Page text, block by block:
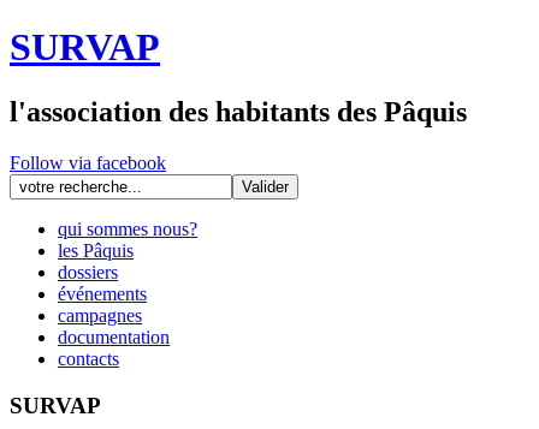
SURVAP
l'association des habitants des Pâquis
Follow via facebook
qui sommes nous?
les Pâquis
dossiers
événements
campagnes
documentation
contacts
SURVAP